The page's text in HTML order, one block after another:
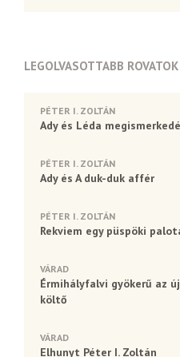
LEGOLVASOTTABB ROVATOK
PÉTER I. ZOLTÁN
Ady és Léda
PÉTER I. ZOLTÁN
Ady és A duk-duk affér
PÉTER I. ZOLTÁN
Rekviem egy püspöki
VÁRAD
Érmihályfalvi gyökerű az
költő
VÁRAD
Elhunyt Péter I. Zoltán